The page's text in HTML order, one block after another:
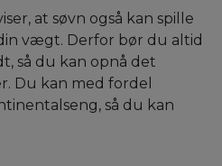
at søvn også kan spille
vægt. Derfor bør du altid
så du kan opnå det
Du kan med fordel
så du kan